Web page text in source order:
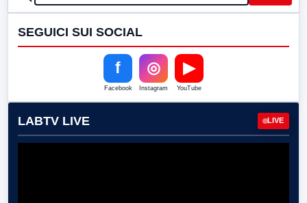
SEGUICI SUI SOCIAL
f
Facebook
◎
Instagram
▶
YouTube
LABTV LIVE LIVE